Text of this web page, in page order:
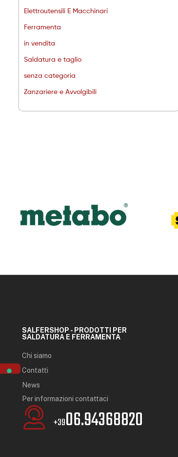
Elettroutensili E Macchinari
Ferramenta
in vendita
Saldatura e taglio
senza categoria
Zanzariere e Avvolgibili
SALFERSHOP - PRODOTTI PER
SALDATURA E FERRAMENTA
Chi siamo
Contatti
News
Per informazioni contattaci
+3906.94368820